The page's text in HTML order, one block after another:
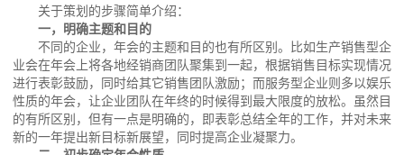
关于策划的步骤简单介绍：
一，明确主题和目的
不同的企业，年会的主题和目的也有所区别。比如生产销售型企
业会在年会上将各地经销商团队聚集到一起，根据销售目标实现情况
进行表彰鼓励，同时给其它销售团队激励；而服务型企业则多以娱乐
性质的年会，让企业团队在年终的时候得到最大限度的放松。虽然目
的有所区别，但有一点是明确的，即表彰总结全年的工作，并对未来
新的一年提出新目标新展望，同时提高企业凝聚力。